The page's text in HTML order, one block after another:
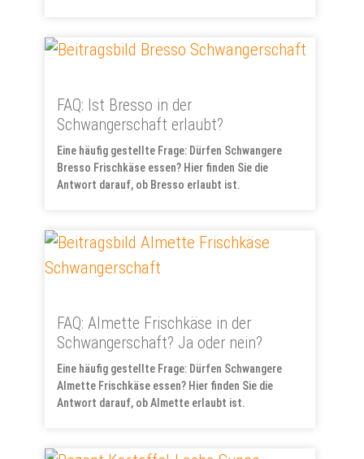
FAQ: Ist Bresso in der
Schwangerschaft erlaubt?
Eine häufig gestellte Frage: Dürfen Schwangere
Bresso Frischkäse essen? Hier finden Sie die
Antwort darauf, ob Bresso erlaubt ist.
FAQ: Almette Frischkäse in der
Schwangerschaft? Ja oder nein?
Eine häufig gestellte Frage: Dürfen Schwangere
Almette Frischkäse essen? Hier finden Sie die
Antwort darauf, ob Almette erlaubt ist.